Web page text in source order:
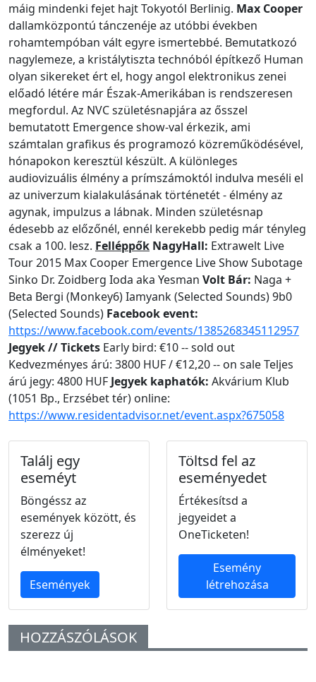
máig mindenki fejet hajt Tokyotól Berlinig. Max Cooper
dallamközpontú tánczenéje az utóbbi években
rohamtempóban vált egyre ismertebbé. Bemutatkozó
nagylemeze, a kristálytiszta technóból építkező Human
olyan sikereket ért el, hogy angol elektronikus zenei
előadó létére már Észak-Amerikában is rendszeresen
megfordul. Az NVC születésnapjára az ősszel
bemutatott Emergence show-val érkezik, ami
számtalan grafikus és programozó közreműködésével,
hónapokon keresztül készült. A különleges
audiovizuális élmény a prímszámoktól indulva meséli el
az univerzum kialakulásának történetét - élmény az
agynak, impulzus a lábnak. Minden születésnap
édesebb az előzőnél, ennél kerekebb pedig már tényleg
csak a 100. lesz. Felléppők NagyHall: Extrawelt Live
Tour 2015 Max Cooper Emergence Live Show Subotage
Sinko Dr. Zoidberg Ioda aka Yesman Volt Bár: Naga +
Beta Bergi (Monkey6) Iamyank (Selected Sounds) 9b0
(Selected Sounds) Facebook event:
https://www.facebook.com/events/1385268345112957
Jegyek // Tickets Early bird: €10 -- sold out
Kedvezményes árú: 3800 HUF / €12,20 -- on sale Teljes
árú jegy: 4800 HUF Jegyek kaphatók: Akvárium Klub
(1051 Bp., Erzsébet tér) online:
https://www.residentadvisor.net/event.aspx?675058
Találj egy
eseméyt
Böngéssz az
események között, és
szerezz új
élményeket!
Események
Töltsd fel az
eseményedet
Értékesítsd a
jegyeidet a
OneTicketen!
Esemény
létrehozása
HOZZÁSZÓLÁSOK